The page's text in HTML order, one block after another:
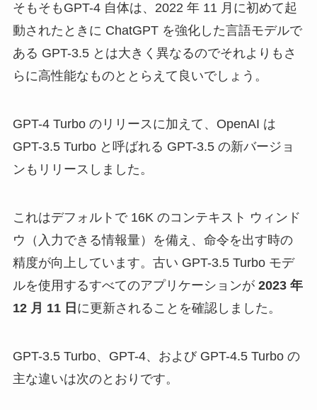
そもそもGPT-4 自体は、2022 年 11 月に初めて起
動されたときに ChatGPT を強化した言語モデルで
ある GPT-3.5 とは大きく異なるのでそれよりもさ
らに高性能なものととらえて良いでしょう。
GPT-4 Turbo のリリースに加えて、OpenAI は
GPT-3.5 Turbo と呼ばれる GPT-3.5 の新バージョ
ンもリリースしました。
これはデフォルトで 16K のコンテキスト ウィンド
ウ（入力できる情報量）を備え、命令を出す時の
精度が向上しています。古い GPT-3.5 Turbo モデ
ルを使用するすべてのアプリケーションが2023 年
12 月 11 日 に更新されることを確認しました。
GPT-3.5 Turbo、GPT-4、および GPT-4.5 Turbo の
主な違いは次のとおりです。